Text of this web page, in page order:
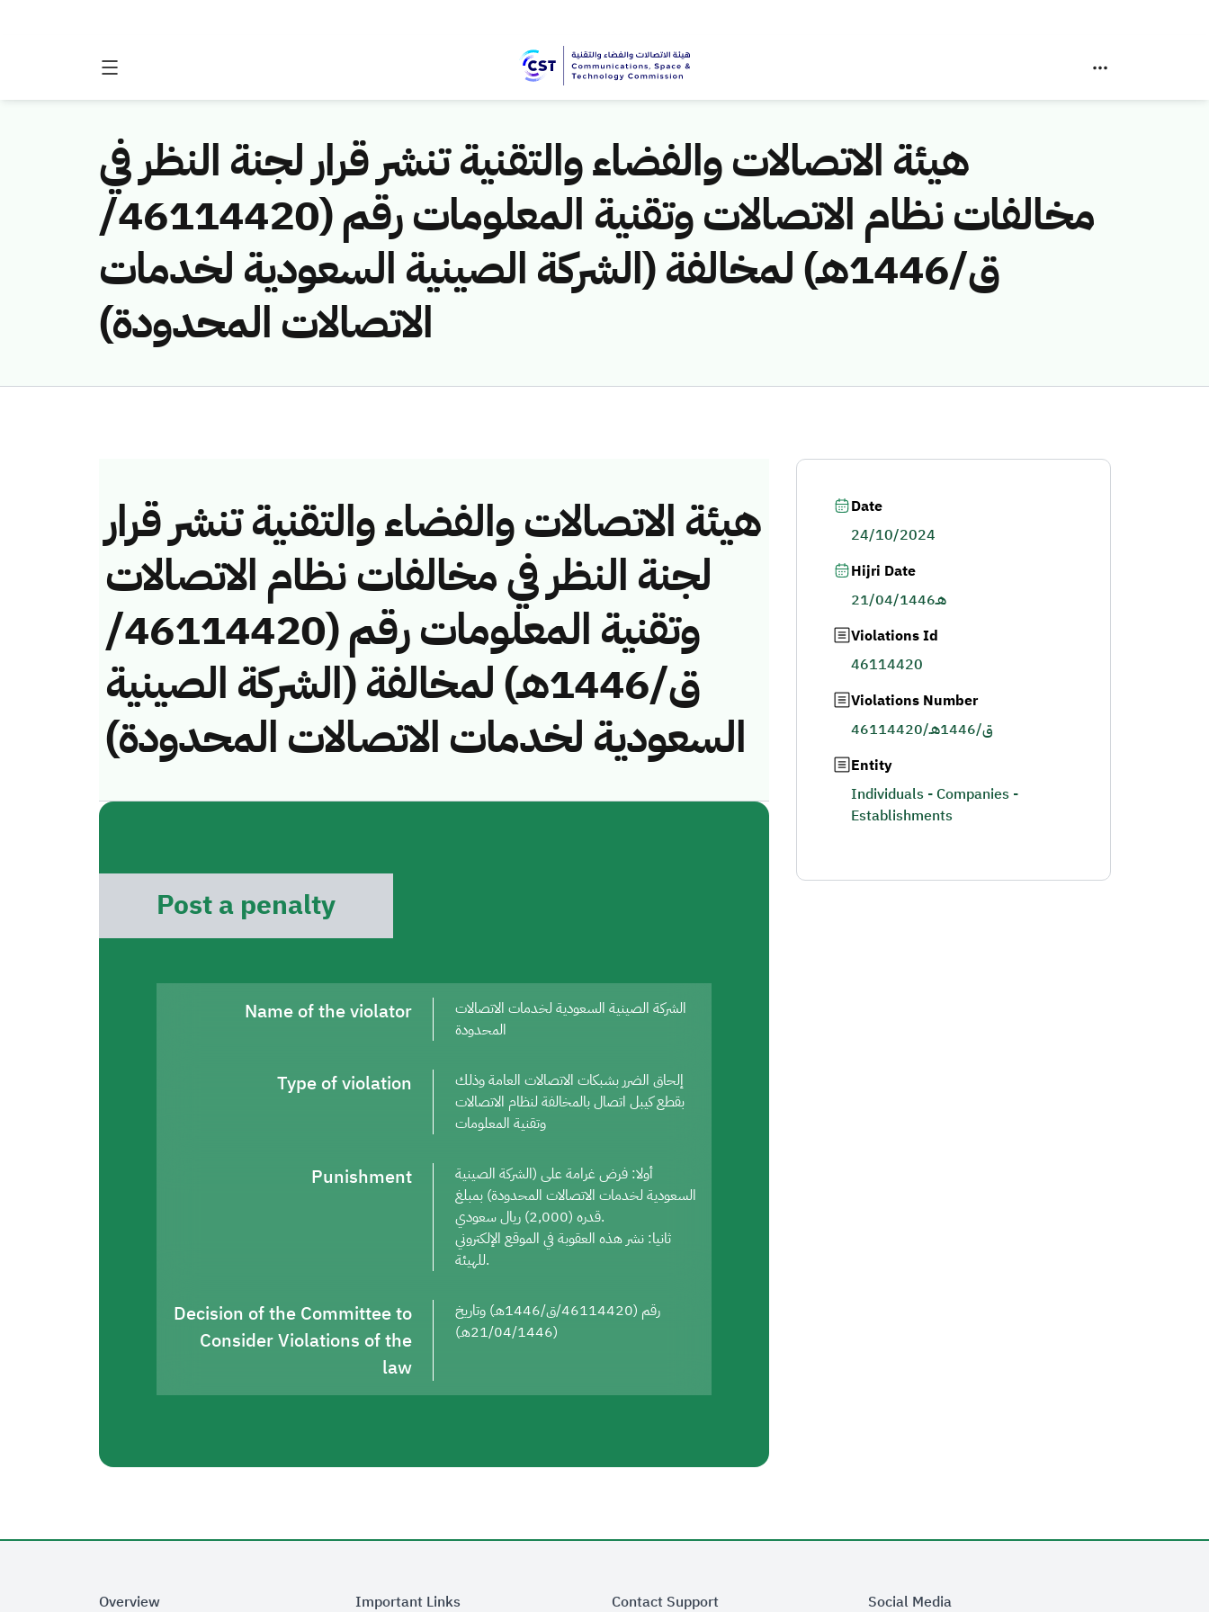
هيئة الاتصالات والفضاء والتقنية تنشر قرار لجنة النظر في
مخالفات نظام الاتصالات وتقنية المعلومات رقم (46114420/
ق/1446هـ) لمخالفة (الشركة الصينية السعودية لخدمات
الاتصالات المحدودة)
هيئة الاتصالات والفضاء والتقنية تنشر قرار
لجنة النظر في مخالفات نظام الاتصالات
وتقنية المعلومات رقم (46114420/
ق/1446هـ) لمخالفة (الشركة الصينية
السعودية لخدمات الاتصالات المحدودة)
Post a penalty
Name of the violator
الشركة الصينية السعودية لخدمات الاتصالات
المحدودة
Type of violation
إلحاق الضرر بشبكات الاتصالات العامة وذلك
بقطع كيبل اتصال بالمخالفة لنظام الاتصالات
وتقنية المعلومات
Punishment
أولا: فرض غرامة على (الشركة الصينية
السعودية لخدمات الاتصالات المحدودة) بمبلغ
قدره (2,000) ريال سعودي.
ثانيا: نشر هذه العقوبة في الموقع الإلكتروني
للهيئة.
Decision of the Committee to
Consider Violations of the
law
رقم (46114420/ق/1446هـ) وتاريخ
(21/04/1446هـ)
Date
24/10/2024
Hijri Date
21/04/1446هـ
Violations Id
46114420
Violations Number
46114420/ق/1446هـ
Entity
Individuals - Companies -
Establishments
Overview Important Links Contact Support Social Media